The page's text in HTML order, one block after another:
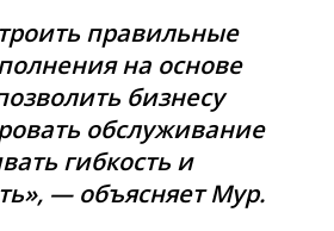
правильные
на основе
бизнесу
обслуживание
гибкость и
— объясняет Мур.